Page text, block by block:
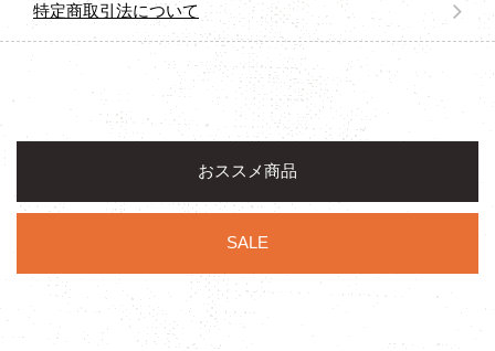
特定商取引法について
おススメ商品
SALE